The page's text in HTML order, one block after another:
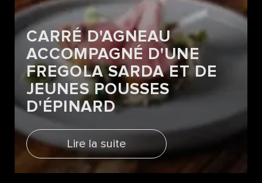
CARRÉ D'AGNEAU
ACCOMPAGNÉ D'UNE
FREGOLA SARDA ET DE
JEUNES POUSSES
D'ÉPINARD
Lire la suite